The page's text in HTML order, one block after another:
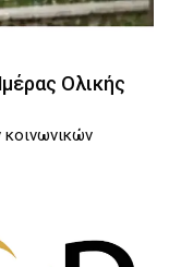
Ολικής
κοινωνικών